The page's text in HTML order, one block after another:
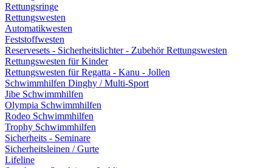
Rettungsringe
Rettungswesten
Automatikwesten
Feststoffwesten
Reservesets - Sicherheitslichter - Zubehör Rettungswesten
Rettungswesten für Kinder
Rettungswesten für Regatta - Kanu - Jollen
Schwimmhilfen Dinghy / Multi-Sport
Jibe Schwimmhilfen
Olympia Schwimmhilfen
Rodeo Schwimmhilfen
Trophy Schwimmhilfen
Sicherheits - Seminare
Sicherheitsleinen / Gurte
Lifeline